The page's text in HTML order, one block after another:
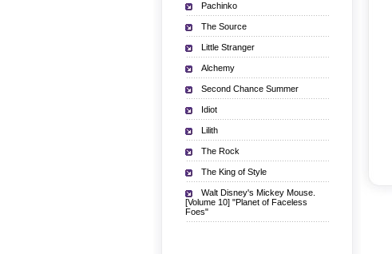
Pachinko
The Source
Little Stranger
Alchemy
Second Chance Summer
Idiot
Lilith
The Rock
The King of Style
Walt Disney's Mickey Mouse.
[Volume 10] "Planet of Faceless
Foes"